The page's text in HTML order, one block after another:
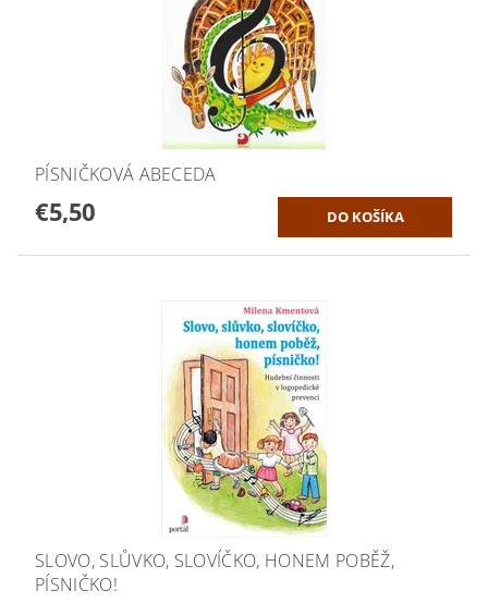
PÍSNIČKOVÁ ABECEDA
€5,50
SLOVO, SLŮVKO, SLOVÍČKO, HONEM POBĚŽ,
PÍSNIČKO!